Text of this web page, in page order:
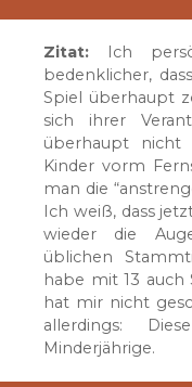
Zitat: Ich
bedenklicher,
Spiel überhaupt
sich ihrer
überhaupt nicht
Kinder vorm
man die
Ich weiß, dass
wieder die
üblichen
habe mit 13 auch
hat mir nicht
allerdings:
Minderjährige.